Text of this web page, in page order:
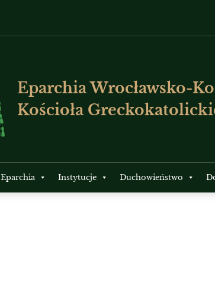
Eparchia Wrocławsko-
Kościoła
Eparchia Instytucje Duchowieństwo